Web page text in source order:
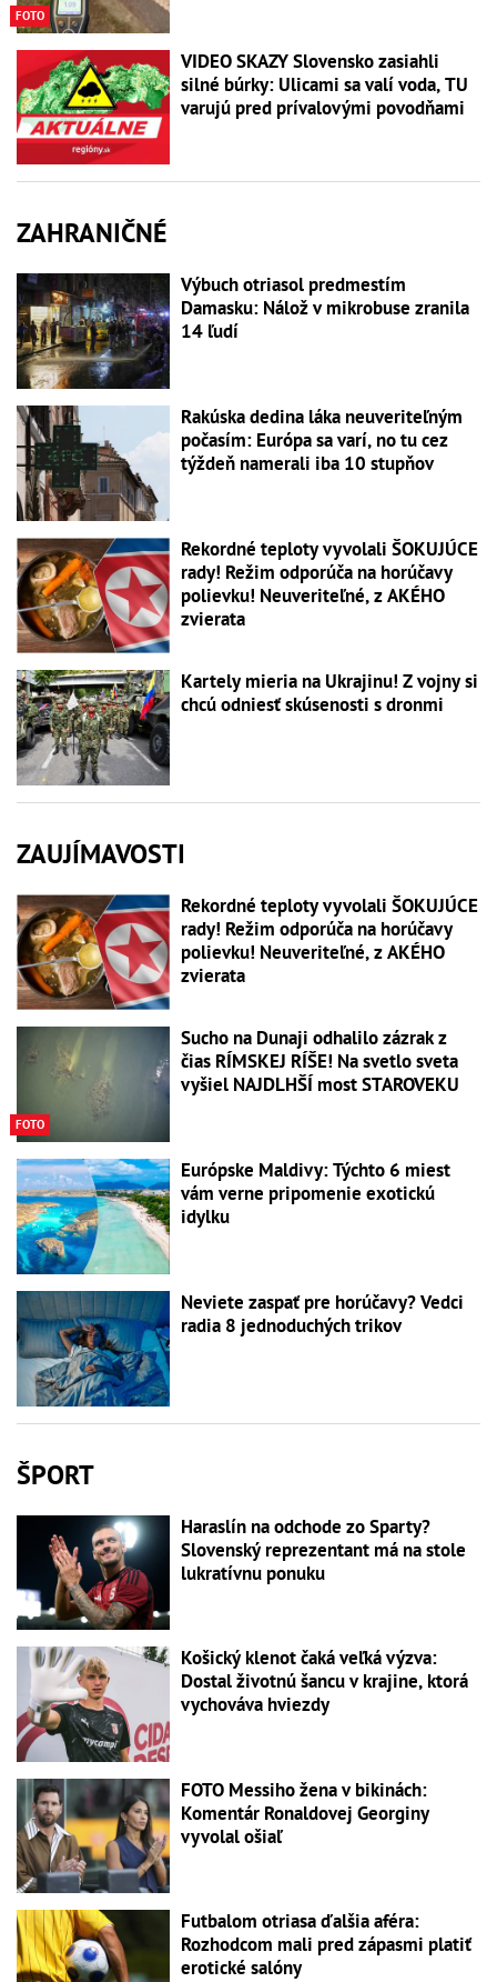
FOTO
VIDEO SKAZY Slovensko zasiahli
silné búrky: Ulicami sa valí voda, TU
varujú pred prívalovými povodňami
ZAHRANIČNÉ
Výbuch otriasol predmestím
Damasku: Nálož v mikrobuse zranila
14 ľudí
Rakúska dedina láka neuveriteľným
počasím: Európa sa varí, no tu cez
týždeň namerali iba 10 stupňov
Rekordné teploty vyvolali ŠOKUJÚCE
rady! Režim odporúča na horúčavy
polievku! Neuveriteľné, z AKÉHO
zvierata
Kartely mieria na Ukrajinu! Z vojny si
chcú odniesť skúsenosti s dronmi
ZAUJÍMAVOSTI
Rekordné teploty vyvolali ŠOKUJÚCE
rady! Režim odporúča na horúčavy
polievku! Neuveriteľné, z AKÉHO
zvierata
FOTO
Sucho na Dunaji odhalilo zázrak z
čias RÍMSKEJ RÍŠE! Na svetlo sveta
vyšiel NAJDLHŠÍ most STAROVEKU
Európske Maldivy: Týchto 6 miest
vám verne pripomenie exotickú
idylku
Neviete zaspať pre horúčavy? Vedci
radia 8 jednoduchých trikov
ŠPORT
Haraslín na odchode zo Sparty?
Slovenský reprezentant má na stole
lukratívnu ponuku
Košický klenot čaká veľká výzva:
Dostal životnú šancu v krajine, ktorá
vychováva hviezdy
FOTO Messiho žena v bikinách:
Komentár Ronaldovej Georginy
vyvolal ošiaľ
Futbalom otriasa ďalšia aféra:
Rozhodcom mali pred zápasmi platiť
erotické salóny